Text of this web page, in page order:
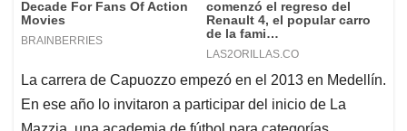
La carrera de Capuozzo empezó en el 2013 en Medellín.
En ese año lo invitaron a participar del inicio de La